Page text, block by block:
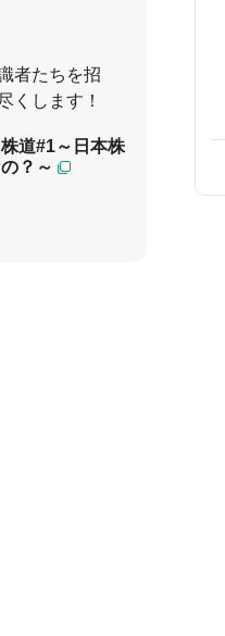
者たちを招
くします！
株道#1～日本株
？～